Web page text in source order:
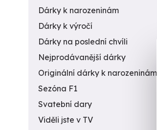
Dárky k narozeninám
Dárky k výročí
Dárky na poslední chvíli
Nejprodávanější dárky
Originální dárky k narozeninám
Sezóna F1
Svatební dary
Viděli jste v TV